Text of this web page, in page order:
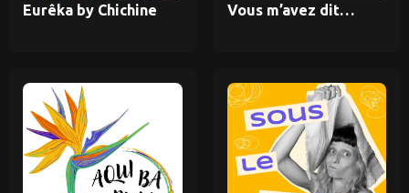
Eurêka by Chichine Vous m’avez dit…